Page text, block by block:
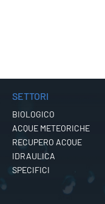
SETTORI
BIOLOGICO
ACQUE METEORICHE
RECUPERO ACQUE
IDRAULICA
SPECIFICI